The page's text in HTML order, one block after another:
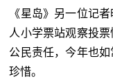
《星岛》另一位记
人小学票站观察投
公民责任，今年也
珍惜。